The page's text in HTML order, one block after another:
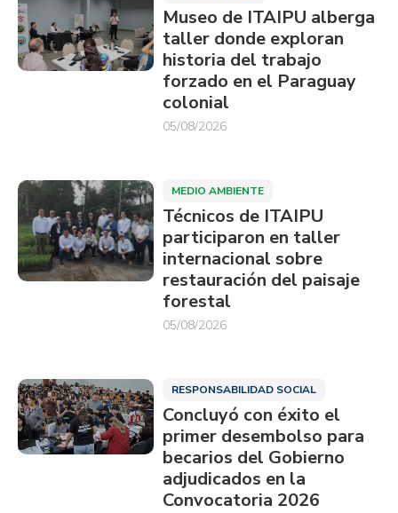
Museo de ITAIPU alberga
taller donde exploran
historia del trabajo
forzado en el Paraguay
colonial
05/08/2026
MEDIO AMBIENTE
Técnicos de ITAIPU
participaron en taller
internacional sobre
restauración del paisaje
forestal
05/08/2026
RESPONSABILIDAD SOCIAL
Concluyó con éxito el
primer desembolso para
becarios del Gobierno
adjudicados en la
Convocatoria 2026